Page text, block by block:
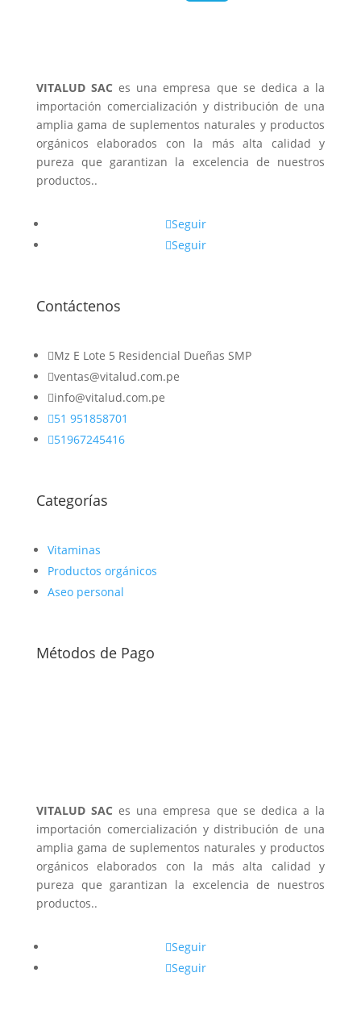
VITALUD SAC es una empresa que se dedica a la
importación comercialización y distribución de una
amplia gama de suplementos naturales y productos
orgánicos elaborados con la más alta calidad y
pureza que garantizan la excelencia de nuestros
productos..
Seguir
Seguir
Contáctenos
Mz E Lote 5 Residencial Dueñas SMP
ventas@vitalud.com.pe
info@vitalud.com.pe
51 951858701
51967245416
Categorías
Vitaminas
Productos orgánicos
Aseo personal
Métodos de Pago
VITALUD SAC es una empresa que se dedica a la
importación comercialización y distribución de una
amplia gama de suplementos naturales y productos
orgánicos elaborados con la más alta calidad y
pureza que garantizan la excelencia de nuestros
productos..
Seguir
Seguir